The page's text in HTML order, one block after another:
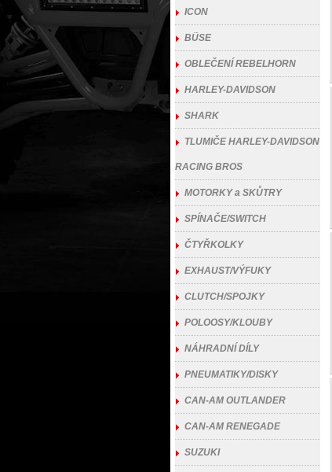
ICON
BÜSE
OBLEČENÍ REBELHORN
HARLEY-DAVIDSON
SHARK
TLUMIČE HARLEY-DAVIDSON
RACING BROS
MOTORKY a SKŮTRY
SPÍNAČE/SWITCH
ČTYŘKOLKY
EXHAUST/VÝFUKY
CLUTCH/SPOJKY
POLOOSY/KLOUBY
NÁHRADNÍ DÍLY
PNEUMATIKY/DISKY
CAN-AM OUTLANDER
CAN-AM RENEGADE
SUZUKI